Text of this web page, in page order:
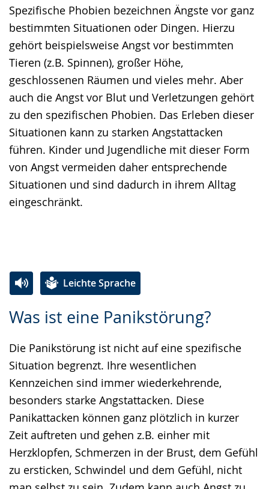
Spezifische Phobien bezeichnen Ängste vor ganz
bestimmten Situationen oder Dingen. Hierzu
gehört beispielsweise Angst vor bestimmten
Tieren (z.B. Spinnen), großer Höhe,
geschlossenen Räumen und vieles mehr. Aber
auch die Angst vor Blut und Verletzungen gehört
zu den spezifischen Phobien. Das Erleben dieser
Situationen kann zu starken Angstattacken
führen. Kinder und Jugendliche mit dieser Form
von Angst vermeiden daher entsprechende
Situationen und sind dadurch in ihrem Alltag
eingeschränkt.
wechseln.
Deutscher
Gebärdensprache
wird
angezeigt.
Was ist eine Panikstörung?
Die Panikstörung ist nicht auf eine spezifische
Situation begrenzt. Ihre wesentlichen
Kennzeichen sind immer wiederkehrende,
besonders starke Angstattacken. Diese
Panikattacken können ganz plötzlich in kurzer
Zeit auftreten und gehen z.B. einher mit
Herzklopfen, Schmerzen in der Brust, dem Gefühl
zu ersticken, Schwindel und dem Gefühl, nicht
Leichte Sprache
Leichten
wechseln.
Audio-
Video
Deutscher
Gebärdensprache
wird
angezeigt.